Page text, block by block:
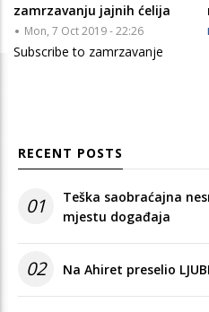
zamrzavanju jajnih ćelija
Mon, 7 Oct 2019 - 22:26
Subscribe to zamrzavanje
RECENT POSTS
01
Teška saobraćajna
mjestu događaja
02 Na Ahiret preselio